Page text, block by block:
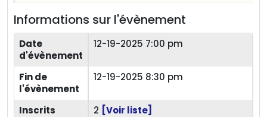
Informations sur l'évènement
Date
d'évènement
12-19-2025 7:00 pm
Fin de
l'évènement
12-19-2025 8:30 pm
Inscrits 2 [Voir liste]